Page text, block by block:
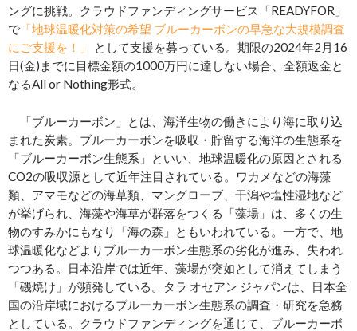
ングに挑戦。クラウドファンディングサービス「READYFOR」
で 「地球温暖化対策の希望 ブルーカーボンの早急な大規模調査
にご支援を！」
として支援を募っている。期限の2024年2月16
日(金)までに目標金額の1000万円に達しない場合、全額返金と
なるAll or Nothing形式。
「ブルーカーボン」とは、海洋生物の働きにより海に取り込
まれた炭素。ブルーカーボンを吸収・貯留する海洋の生態系を
「ブルーカーボン生態系」といい、地球温暖化の原因とされる
CO2の吸収源として近年注目されている。ワカメなどの海藻
類、アマモなどの海草類、マングローブ、干潟や塩性湿地など
が挙げられ、海藻や海草が群落をつくる「藻場」は、多くの生
物のすみかにもなり「海の森」ともいわれている。一方で、地
球温暖化などよりブルーカーボン生態系の劣化が進み、失われ
つつある。日本沿岸では近年、藻場が突如として消えてしまう
「磯焼け」が頻発している。タラ オセアン ジャパンは、日本全
国の沿岸域におけるブルーカーボン生態系の調査・研究を急務
としている。クラウドファンディングを通じて、ブルーカーボ